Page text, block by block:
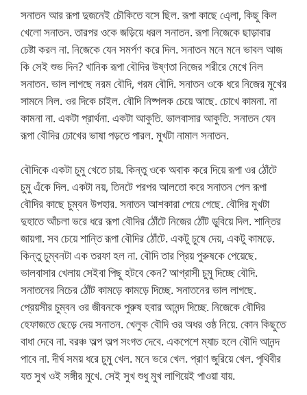
সনাতন আর রূপা দুজনেই চৌকিতে বসে ছিল. রূপা কাছে এ্লো, কিছু কিল
খেলো সনাতন. তারপর ওকে জড়িয়ে ধরল সনাতন. রূপা নিজেকে ছাড়াবার
চেষ্টা করল না. নিজেকে যেন সমর্পণ করে দিল. সনাতন মনে মনে ভাবল আজ
কি সেই শুভ দিন? খানিক রূপা বৌদির উষ্ণতা নিজের শরীরে মেখে নিল
সনাতন. ভাল লাগছে নরম বৌদি, গরম বৌদি. সনাতন ওকে ধরে নিজের মুখের
সামনে নিল. ওর দিকে চাইল. বৌদি নিষ্পলক চেয়ে আছে. চোখে কামনা. না
কামনা না. একটা প্রার্থনা. একটা আকুতি. ভালবাসার আকুতি. সনাতন যেন
রূপা বৌদির চোখের ভাষা পড়তে পারল. মুখটা নামাল সনাতন.
বৌদিকে একটা চুমু খেতে চায়. কিন্তু ওকে অবাক করে দিয়ে রূপা ওর ঠোঁটে
চুমু এঁকে দিল. একটা নয়, তিনটে পরপর আলতো করে সনাতন পেল রূপা
বৌদির কাছে চুম্বন উপহার. সনাতন আশকারা পেয়ে গেছে. বৌদির মুখটা
দুহাতে আঁচলা ভরে ধরে রূপা বৌদির ঠোঁটে নিজের ঠোঁট ডুবিয়ে দিল. শান্তির
জায়গা. সব চেয়ে শান্তি রূপা বৌদির ঠোঁটে. একটু চুষে দেয়, একটু কামড়ে.
কিন্তু চুম্বনটা এক তরফা হল না. বৌদি তার প্রিয় পুরুষকে পেয়েছে.
ভালবাসার খেলায় সেইবা পিছু হটবে কেন? আগ্রাসী চুমু দিচ্ছে বৌদি.
সনাতনের নিচের ঠোঁট কামড়ে কামড়ে দিচ্ছে. সনাতনের ভাল লাগছে.
প্রেয়সীর চুম্বন ওর জীবনকে পুরুষ হবার আনন্দ দিচ্ছে. নিজেকে বৌদির
হেফাজতে ছেড়ে দেয় সনাতন. খেলুক বৌদি ওর অধর ওষ্ঠ নিয়ে. কোন কিছুতে
বাধা দেবে না. বরঞ্চ অল্প অল্প সংগত দেবে. একপেশে ম্যাচ হলে বৌদি আনন্দ
পাবে না. দীর্ঘ সময় ধরে চুমু খেল. মনে ভরে খেল. প্রাণ জুরিয়ে খেল. পৃথিবীর
যত সুখ ওই সঙ্গীর মুখে. সেই সুখ শুধু মুখ লাগিয়েই পাওয়া যায়.